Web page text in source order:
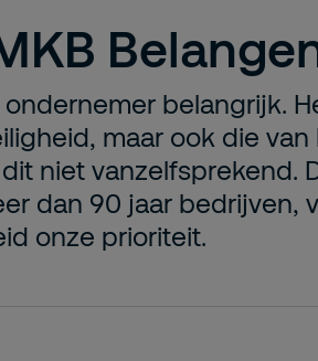
belangrijk.
maar ook die
niet vanzelfsprekend.
dan 90 jaar bedrijven,
onze prioriteit.